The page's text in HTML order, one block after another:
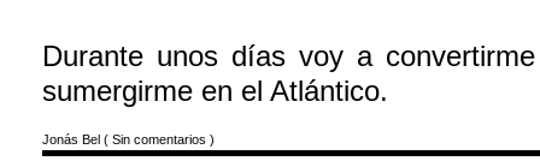
Durante unos días voy a
sumergirme en el Atlántico.
Jonás Bel ( Sin comentarios )